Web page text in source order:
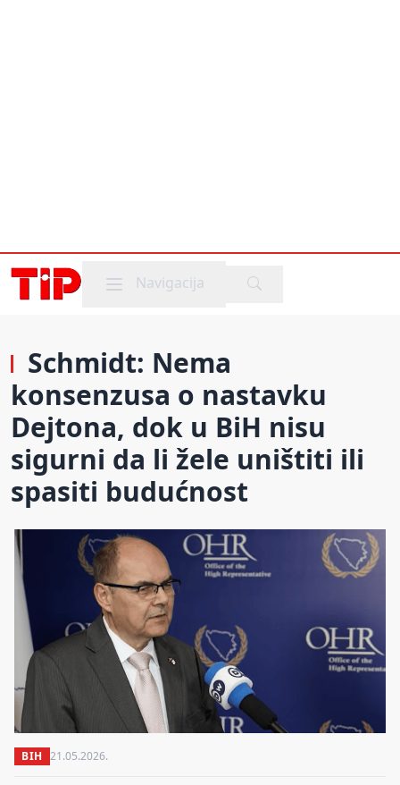
Mobile menu
Navigacija
Schmidt: Nema
konsenzusa o nastavku
Dejtona, dok u BiH nisu
sigurni da li žele uništiti ili
spasiti budućnost
BIH 21.05.2026.